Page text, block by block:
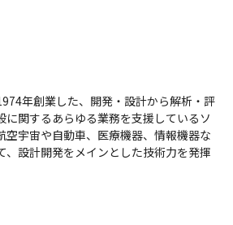
年創業した、開発・設計から解析・評
に関するあらゆる業務を支援しているソ
空宇宙や自動車、医療機器、情報機器な
、設計開発をメインとした技術力を発揮